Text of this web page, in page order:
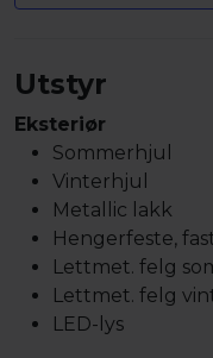
Utstyr
Eksteriør
Sommerhjul
Vinterhjul
Metallic lakk
Hengerfeste,
Lettmet. felg
Lettmet. felg
LED-lys